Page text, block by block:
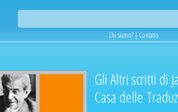
Chi siamo? | Contatto
Gli Altri scritti di
Casa delle